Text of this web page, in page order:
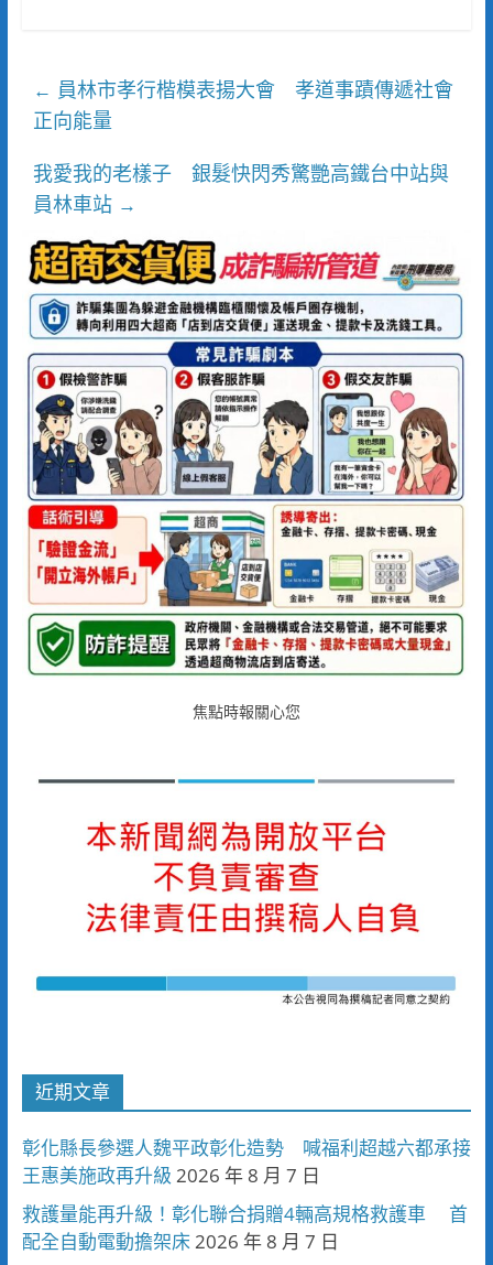
← 員林市孝行楷模表揚大會 孝道事蹟傳遞社會
正向能量
我愛我的老樣子 銀髮快閃秀驚艷高鐵台中站與
員林車站 →
焦點時報關心您
近期文章
彰化縣長參選人魏平政彰化造勢 喊福利超越六都承接
王惠美施政再升級 2026 年 8 月 7 日
救護量能再升級！彰化聯合捐贈4輛高規格救護車 首
配全自動電動擔架床2026 年 8 月 7 日